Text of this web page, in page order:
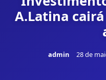
A.Latina
admin 28 de